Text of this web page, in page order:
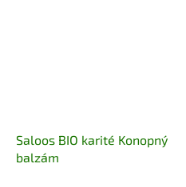
Saloos BIO karité Konopný
balzám